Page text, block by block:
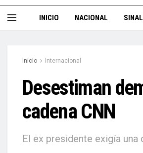
INICIO NACIONAL
Inicio Internacional
Desestiman
cadena CNN
El ex presidente exigía